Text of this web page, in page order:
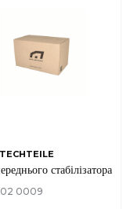
стабілізатора
0009